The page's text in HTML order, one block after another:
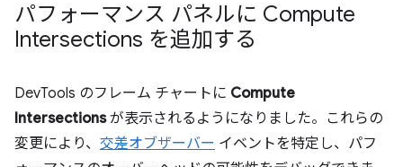
パフォーマンス パネルに Compute
Intersections を追加する
DevTools のフレーム チャートに Compute
Intersectionsが表示されるようになりました。これらの
変更により、 交差オブザーバー イベントを特定し、パフ